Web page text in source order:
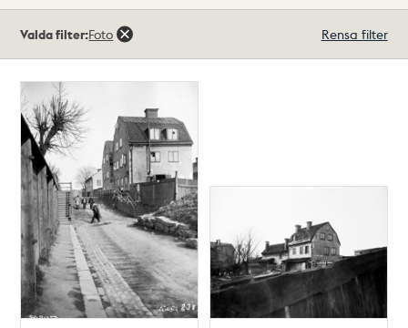
träffar
Valda filter:Foto Rensa filter